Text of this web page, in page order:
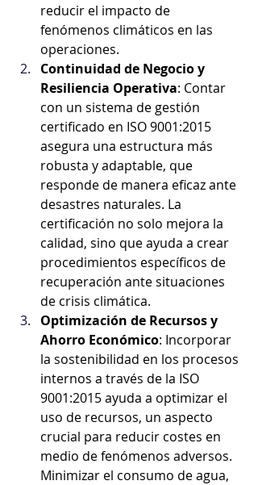
reducir el impacto de
fenómenos climáticos en las
operaciones.
Continuidad de Negocio y
Resiliencia Operativa: Contar
con un sistema de gestión
certificado en ISO 9001:2015
asegura una estructura más
robusta y adaptable, que
responde de manera eficaz ante
desastres naturales. La
certificación no solo mejora la
calidad, sino que ayuda a crear
procedimientos específicos de
recuperación ante situaciones
de crisis climática.
Optimización de Recursos y
Ahorro Económico: Incorporar
la sostenibilidad en los procesos
internos a través de la ISO
9001:2015 ayuda a optimizar el
uso de recursos, un aspecto
crucial para reducir costes en
medio de fenómenos adversos.
Minimizar el consumo de agua,